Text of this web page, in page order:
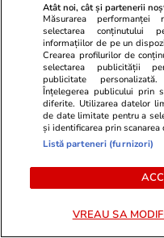
trandafirii dincolo”
Știri România
Ploi torențiale,
județe. Harta
meteo ANM cod
Ştiri
Ce nu trebuie să
Atât noi, cât și partenerii
Măsurarea performanței
selectarea conținutului
informațiilor de pe un
Crearea profilurilor de
selectarea publicității
publicitate
Înțelegerea publicului prin
diferite. Utilizarea datelor
de date limitate pentru a
și identificarea prin
Listă parteneri (furnizori)
VREAU SA